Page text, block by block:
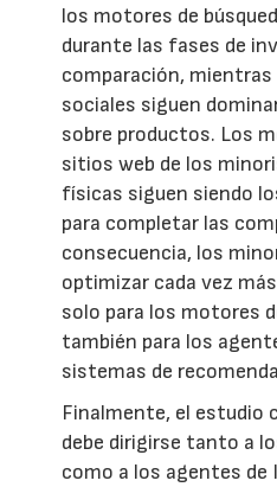
los motores de
durante las fases de
comparación, mientras
sociales siguen
sobre productos. Los
sitios web de los
físicas siguen siendo
para completar las
consecuencia, los
optimizar cada vez
solo para los motores
también para los
sistemas de
Finalmente, el estudio
debe dirigirse tanto a
como a los agentes de